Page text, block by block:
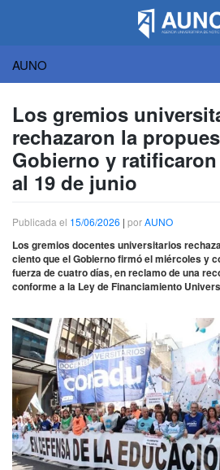
AUNO
contenido
Los gremios
rechazaron la
Gobierno y
al 19 de junio
Publicada el 15/06/2026 | porAUNO
Los gremios docentes universitarios
ciento que el Gobierno firmó el miércoles y
fuerza de cuatro días, en reclamo de una
conforme a la Ley de Financiamiento